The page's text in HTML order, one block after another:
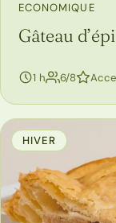
ECONOMIQUE
Gâteau
1 h 6/8
HIVER